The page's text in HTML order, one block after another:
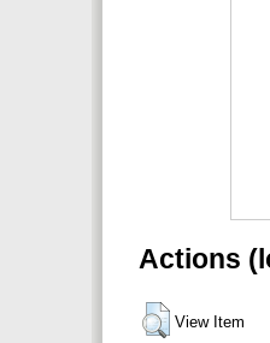
Actions
View Item